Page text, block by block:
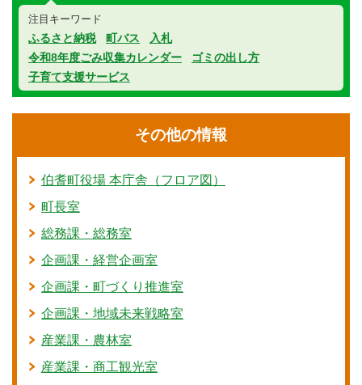
注目キーワード
ふるさと納税 町バス
入札
令和8年度ごみ収集カレンダー
ゴミの出し方
子育て支援サービス
その他の情報
伯耆町役場 本庁舎（フロア図）
町長室
総務課・総務室
企画課・経営企画室
企画課・町づくり推進室
企画課・地域未来戦略室
産業課・農林室
産業課・商工観光室